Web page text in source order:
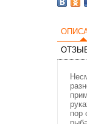
пор